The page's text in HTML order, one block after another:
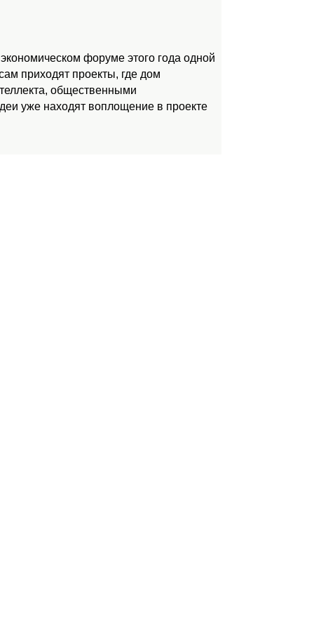
форуме этого года одной
приходят проекты, где дом
общественными
уже находят воплощение в проекте